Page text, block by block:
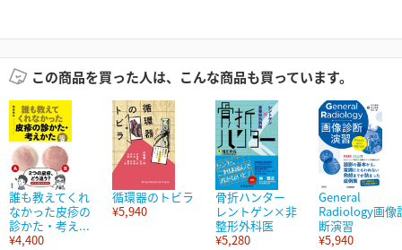
この商品を買った人は、こんな商品も買っています。
誰も教えてくれ
なかった皮疹の
診かた・考え...
¥4,400
循環器のトビラ
¥5,940
骨折ハンター
レントゲン×非
整形外科医
¥5,280
General
Radiology画像
断演習
¥5,940